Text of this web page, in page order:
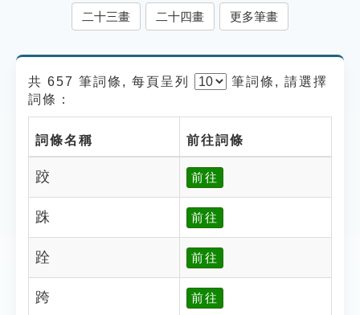
貓頭鷹博士
二十三畫 二十四畫 更多筆畫
共 657 筆詞條, 每頁呈列 筆詞條, 請選擇
詞條：
詞條名稱 前往詞條
跤 前往
跦 前往
跧 前往
跨 前往